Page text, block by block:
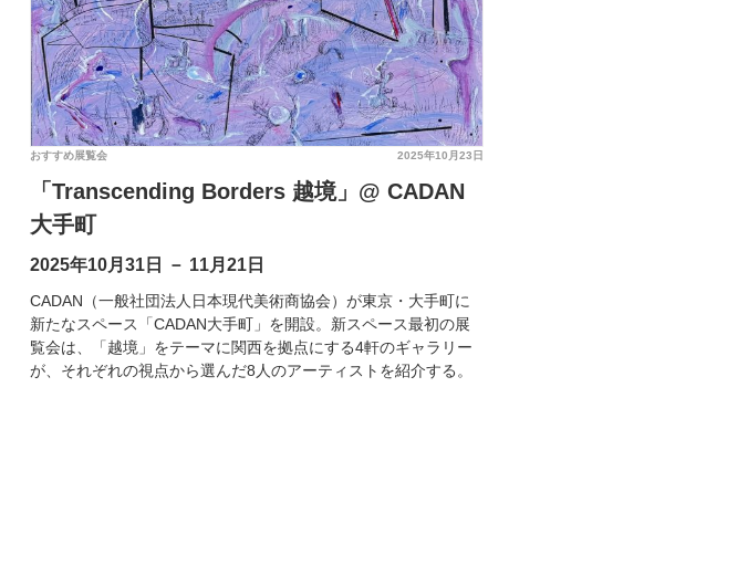
2025年10月23日
おすすめ展覧会
「Transcending Borders 越境」@ CADAN
大手町
2025年10月31日 － 11月21日
CADAN（⼀般社団法⼈⽇本現代美術商協会）が東京・大手町に
新たなスペース「CADAN大手町」を開設。新スペース最初の展
覧会は、「越境」をテーマに関西を拠点にする4軒のギャラリー
が、それぞれの視点から選んだ8人のアーティストを紹介する。